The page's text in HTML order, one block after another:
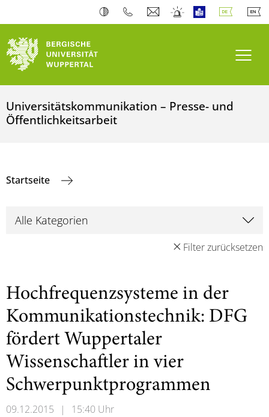
Universitätskommunikation – Presse- und
Öffentlichkeitsarbeit
Startseite
Filter zurücksetzen
Hochfrequenzsysteme in der
Kommunikationstechnik: DFG
fördert Wuppertaler
Wissenschaftler in vier
Schwerpunktprogrammen
09.12.2015 | 15:40 Uhr